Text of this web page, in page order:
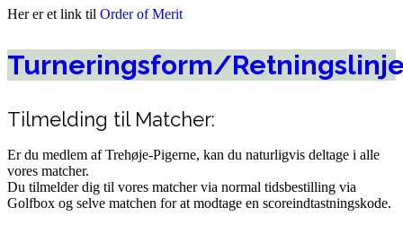
Her er et link til Order of Merit
Turneringsform/
Tilmelding til Matcher:
Er du medlem af Trehøje-Pigerne, kan du naturligvis deltage i alle
vores matcher.
Du tilmelder dig til vores matcher via normal tidsbestilling via
Golfbox og selve matchen for at modtage en scoreindtastningskode.